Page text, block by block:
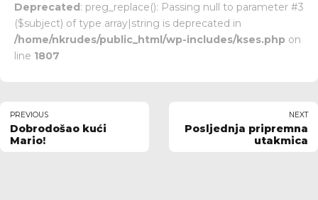
Deprecated: preg_replace(): Passing null to parameter #3
($subject) of type array|string is deprecated in
/home/nkrudes/public_html/wp-includes/kses.php on
line 1807
PREVIOUS
Dobrodošao kući
Mario!
NEXT
Posljednja pripremna
utakmica